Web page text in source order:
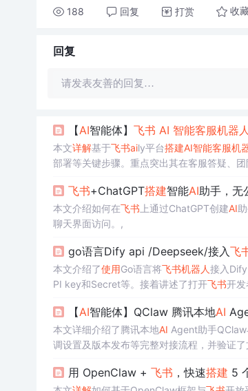
188 回复 打赏 收
回复
请发表友善的回复…
【AI智能体】 飞书 AI 智能客服机器人
本文详解基于飞书aily平台搭建AI智能客服机
部署等关键步骤。重点突出其在客服答疑、
飞书+ChatGPT搭建智能AI助手，无
本文介绍如何在飞书 上通过ChatGPT创建AI
聊天界面访问。,
go语言Dify api /Deepseek/接入飞
本文介绍了使用Go语言将飞书机器人接入
PI key和Secret等。接着讲述了打开飞书开发
【AI智能体】QClaw 腾讯本地AI
本文详细介绍了腾讯本地AI Agent助手
调设置及版本发布等完整对接流程，并验证了
用 OpenClaw + 飞书 ，快速搭建 5